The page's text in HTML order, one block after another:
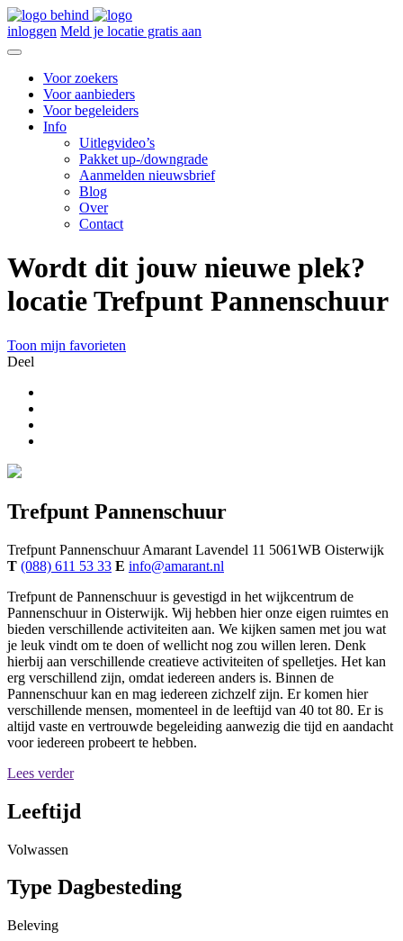
inloggen Meld je locatie gratis aan
Voor zoekers
Voor aanbieders
Voor begeleiders
Info
Uitlegvideo’s
Pakket up-/downgrade
Aanmelden nieuwsbrief
Blog
Over
Contact
Wordt dit jouw nieuwe plek?
locatie Trefpunt Pannenschuur
Toon mijn favorieten
Deel
Trefpunt Pannenschuur
Trefpunt Pannenschuur Amarant Lavendel 11 5061WB Oisterwijk
T (088) 611 53 33 E info@amarant.nl
Trefpunt de Pannenschuur is gevestigd in het wijkcentrum de
Pannenschuur in Oisterwijk. Wij hebben hier onze eigen ruimtes en
bieden verschillende activiteiten aan. We kijken samen met jou wat
je leuk vindt om te doen of wellicht nog zou willen leren. Denk
hierbij aan verschillende creatieve activiteiten of spelletjes. Het kan
erg verschillend zijn, omdat iedereen anders is. Binnen de
Pannenschuur kan en mag iedereen zichzelf zijn. Er komen hier
verschillende mensen, momenteel in de leeftijd van 40 tot 80. Er is
altijd vaste en vertrouwde begeleiding aanwezig die tijd en aandacht
voor iedereen probeert te hebben.
Lees verder
Leeftijd
Volwassen
Type Dagbesteding
Beleving